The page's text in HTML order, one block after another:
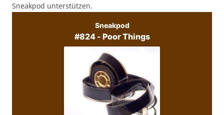
Sneakpod unterstützen.